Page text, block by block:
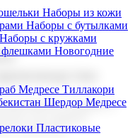
Наборы из кожи
Наборы с бутылками
Наборы с кружками
Новогодние
Медресе Тиллакори
Шердор Медресе
Пластиковые
подарков и
вы найдете
и клиентов.